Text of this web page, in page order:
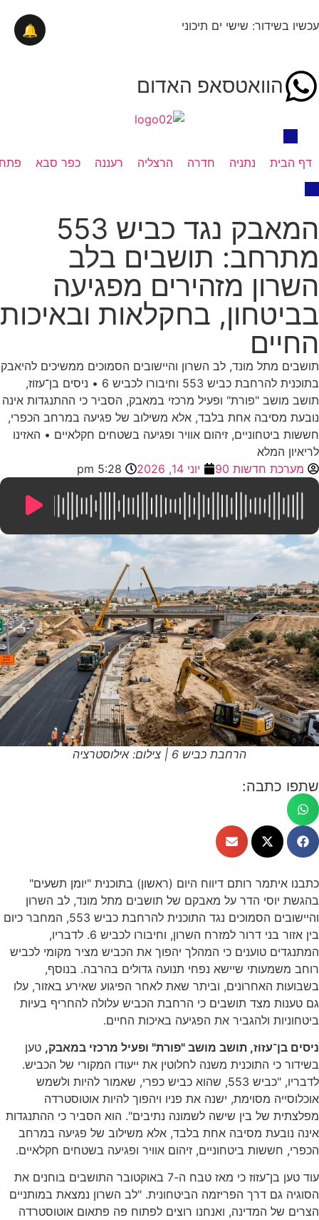
עכשיו בשידור: שישי ים תיכוני
הוואטסאפ האדום
דף הבית נתניה חדרה הרצליה רעננה כפר סבא
המאבק נגד כביש 553
מתרחב: תושבים בלב
השרון מזהירים מפגיעה
בביטחון, בחקלאות ובאיכות
החיים
תושבים מתל מונד, לב השרון והיישובים הסמוכים ממשיכים להיאבק
בתוכנית להרחבת כביש 553 וחיבורו לכביש 6 • ניסים בן־עזוז,
תושב מושב "פורת" ופעיל מרכזי במאבק, הסביר כי ההתנגדות אינה
נובעת מסיבה אחת בלבד, אלא משילוב של פגיעה במרחב הכפרי,
חששות ביטחוניים, זיהום אוויר ופגיעה בשטחים חקלאיים • האזינו
לריאיון המלא
מערכת חדשות 90
יוני 14, 2026 5:28 pm
0:00
/
13:38
הרחבת כביש 6 | צילום: אילוסטרציה
שתפו כתבה:
כתבנו איתמר רותם דיווח היום (ראשון) בתוכנית "יומן תשעים"
בהגשת יוסי הדר על מאבקם של תושבים מתל מונד, לב השרון
והיישובים הסמוכים נגד התוכנית להרחבת כביש 553, המחבר כיום
בין אזור בני דרור למזרח השרון, וחיבורו לכביש 6. לדבריו,
המתנגדים טוענים כי המהלך יהפוך את הכביש מציר מקומי לכביש
רוחב משמעותי שיישא נפחי תנועה גדולים בהרבה. בנוסף,
בשבועות האחרונים, וביתר שאת לאחר הפיגוע שאירע באזור, עלו
גם טענות מצד תושבים כי הרחבת הכביש עלולה להחריף בעיות
ביטחוניות ולהגביר את הפגיעה באיכות החיים.
ניסים בן־עזוז, תושב מושב "פורת" ופעיל מרכזי במאבק, טען
בשידור כי התוכנית משנה לחלוטין את ייעודו המקורי של הכביש.
לדבריו, "כביש 553, שהוא כביש כפרי, שאמור להיות ולשמש
אוכלוסייה מסוימת, ישנה את פניו ויהפוך להיות אוטוסטרדה
מפלצתית של בין שישה לשמונה נתיבים". הוא הסביר כי ההתנגדות
אינה נובעת מסיבה אחת בלבד, אלא משילוב של פגיעה במרחב
הכפרי, חששות ביטחוניים, זיהום אוויר ופגיעה בשטחים חקלאיים.
עוד טען בן־עזוז כי מאז טבח ה-7 באוקטובר התושבים בוחנים את
הסוגיה גם דרך הפריזמה הביטחונית. "לב השרון נמצאת במותניים
הצרים של המדינה, ואנחנו רוצים לפתוח פה פתאום אוטוסטרדה
🔔